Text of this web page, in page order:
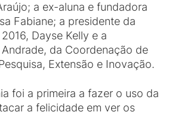
a ex-aluna e fundadora
Fabiane; a presidente da
Dayse Kelly e a
da Coordenação de
Extensão e Inovação.
foi a primeira a fazer o uso da
a felicidade em ver os